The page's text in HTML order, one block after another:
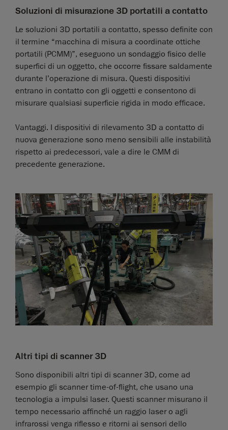
Soluzioni di misurazione 3D portatili a contatto
Le soluzioni 3D portatili a contatto, spesso definite con
il termine “macchina di misura a coordinate ottiche
portatili (PCMM)”, eseguono un sondaggio fisico delle
superfici di un oggetto, che occorre fissare saldamente
durante l’operazione di misura. Questi dispositivi
entrano in contatto con gli oggetti e consentono di
misurare qualsiasi superficie rigida in modo efficace.
Vantaggi. I dispositivi di rilevamento 3D a contatto di
nuova generazione sono meno sensibili alle instabilità
rispetto ai predecessori, vale a dire le CMM di
precedente generazione.
Altri tipi di scanner 3D
Sono disponibili altri tipi di scanner 3D, come ad
esempio gli scanner time-of-flight, che usano una
tecnologia a impulsi laser. Questi scanner misurano il
tempo necessario affinché un raggio laser o agli
infrarossi venga riflesso e ritorni ai sensori dello